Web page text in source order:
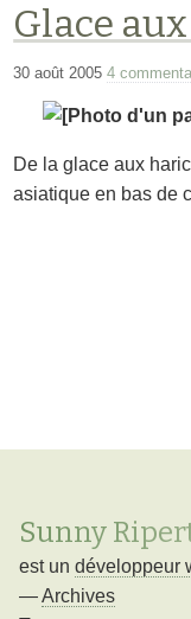
Glace
30 août 20054
De la glace aux
asiatique en bas de
Sunny
est un développeur
—Archives